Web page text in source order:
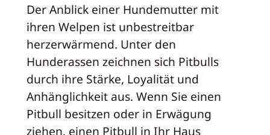
Der Anblick einer Hundemutter mit
ihren Welpen ist unbestreitbar
herzerwärmend. Unter den
Hunderassen zeichnen sich Pitbulls
durch ihre Stärke, Loyalität und
Anhänglichkeit aus. Wenn Sie einen
Pitbull besitzen oder in Erwägung
ziehen, einen Pitbull in Ihr Haus